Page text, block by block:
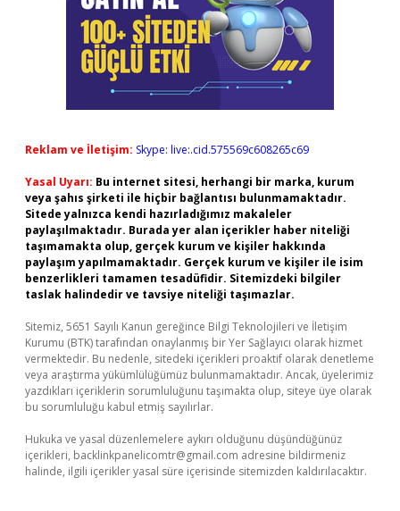
Reklam ve İletişim: Skype: live:.cid.575569c608265c69
Yasal Uyarı: Bu internet sitesi, herhangi bir marka, kurum
veya şahıs şirketi ile hiçbir bağlantısı bulunmamaktadır.
Sitede yalnızca kendi hazırladığımız makaleler
paylaşılmaktadır. Burada yer alan içerikler haber niteliği
taşımamakta olup, gerçek kurum ve kişiler hakkında
paylaşım yapılmamaktadır. Gerçek kurum ve kişiler ile isim
benzerlikleri tamamen tesadüfidir. Sitemizdeki bilgiler
taslak halindedir ve tavsiye niteliği taşımazlar.
Sitemiz, 5651 Sayılı Kanun gereğince Bilgi Teknolojileri ve İletişim
Kurumu (BTK) tarafından onaylanmış bir Yer Sağlayıcı olarak hizmet
vermektedir. Bu nedenle, sitedeki içerikleri proaktif olarak denetleme
veya araştırma yükümlülüğümüz bulunmamaktadır. Ancak, üyelerimiz
yazdıkları içeriklerin sorumluluğunu taşımakta olup, siteye üye olarak
bu sorumluluğu kabul etmiş sayılırlar.
Hukuka ve yasal düzenlemelere aykırı olduğunu düşündüğünüz
içerikleri, backlinkpanelicomtr@gmail.com adresine bildirmeniz
halinde, ilgili içerikler yasal süre içerisinde sitemizden kaldırılacaktır.